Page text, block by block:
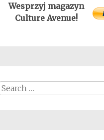
Wesprzyj magazyn
Culture Avenue!
Search